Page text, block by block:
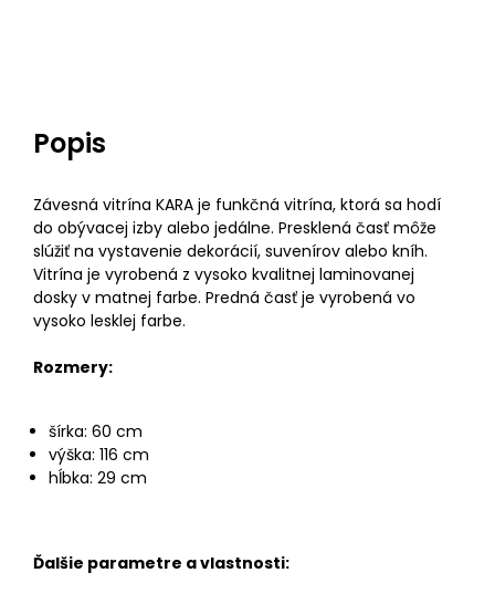
Popis
Závesná vitrína KARA je funkčná vitrína, ktorá sa hodí
do obývacej izby alebo jedálne. Presklená časť môže
slúžiť na vystavenie dekorácií, suvenírov alebo kníh.
Vitrína je vyrobená z vysoko kvalitnej laminovanej
dosky v matnej farbe. Predná časť je vyrobená vo
vysoko lesklej farbe.
Rozmery:
šírka: 60 cm
výška: 116 cm
hĺbka: 29 cm
Ďalšie parametre a vlastnosti: